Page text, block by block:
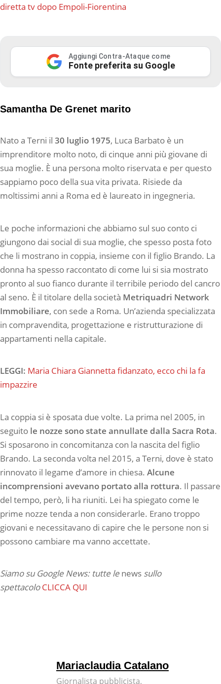
diretta tv dopo Empoli-Fiorentina
Aggiungi Contra-Ataque come
Fonte preferita su Google
Samantha De Grenet marito
Nato a Terni il 30 luglio 1975, Luca Barbato è un
imprenditore molto noto, di cinque anni più giovane di
sua moglie. È una persona molto riservata e per questo
sappiamo poco della sua vita privata. Risiede da
moltissimi anni a Roma ed è laureato in ingegneria.
Le poche informazioni che abbiamo sul suo conto ci
giungono dai social di sua moglie, che spesso posta foto
che li mostrano in coppia, insieme con il figlio Brando. La
donna ha spesso raccontato di come lui si sia mostrato
pronto al suo fianco durante il terribile periodo del cancro
al seno. È il titolare della società Metriquadri Network
Immobiliare, con sede a Roma. Un’azienda specializzata
in compravendita, progettazione e ristrutturazione di
appartamenti nella capitale.
LEGGI: Maria Chiara Giannetta fidanzato, ecco chi la fa
impazzire
La coppia si è sposata due volte. La prima nel 2005, in
seguito le nozze sono state annullate dalla Sacra Rota.
Si sposarono in concomitanza con la nascita del figlio
Brando. La seconda volta nel 2015, a Terni, dove è stato
rinnovato il legame d’amore in chiesa. Alcune
incomprensioni avevano portato alla rottura. Il passare
del tempo, però, li ha riuniti. Lei ha spiegato come le
prime nozze tenda a non considerarle. Erano troppo
giovani e necessitavano di capire che le persone non si
possono cambiare ma vanno accettate.
Siamo su Google News: tutte le news sullo
spettacoloCLICCA QUI
Mariaclaudia Catalano
Giornalista pubblicista,